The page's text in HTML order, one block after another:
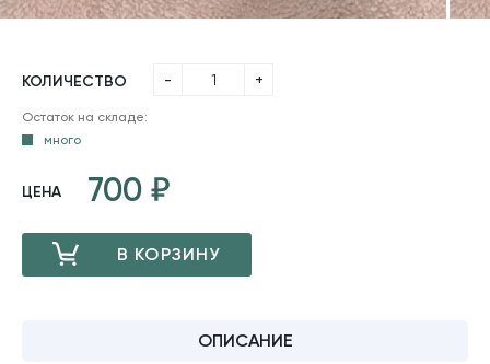
КОЛИЧЕСТВО - +
Остаток на складе:
много
ЦЕНА 700
В КОРЗИНУ
ОПИСАНИЕ